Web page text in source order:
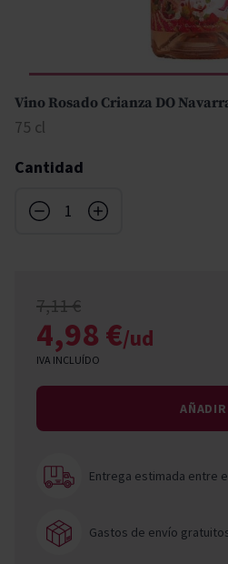
Vino Rosado Crianza DO
75 cl
Cantidad
7,11 €
4,98 €/ud
IVA INCLUÍDO
AÑADIR
Entrega estimada entre
Gastos de envío